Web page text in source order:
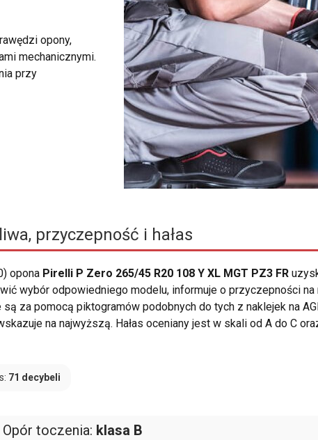
opony,
mechanicznymi.
przy
przyczepność i hałas
opona Pirelli P Zero 265/45 R20 108 Y XL MGT PZ3 FR
wybór odpowiedniego modelu, informuje o przyczepności
za pomocą piktogramów podobnych do tych z naklejek na
na najwyższą. Hałas oceniany jest w skali od A do C
71 decybeli
Opór toczenia: klasa B